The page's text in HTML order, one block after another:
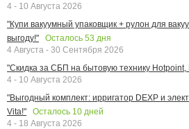
4 - 10 Августа 2026
"Купи вакуумный упаковщик + рулон для
выгоду!"
Осталось 53 дня
4 Августа - 30 Сентября 2026
"Скидка за СБП на бытовую технику Hotpoint,
4 - 10 Августа 2026
"Выгодный комплект: ирригатор DEXP и
Vita!"
Осталось 10 дней
4 - 18 Августа 2026